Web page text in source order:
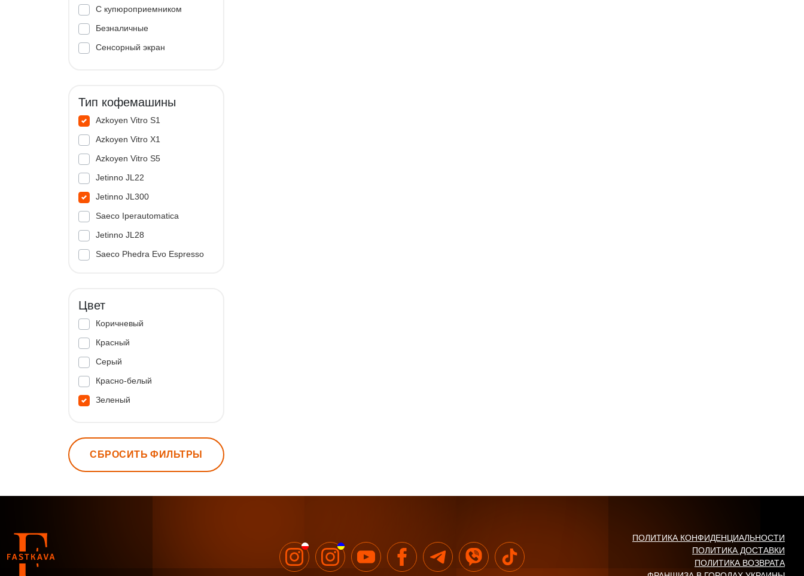
С купюроприемником
Безналичные
Сенсорный экран
Тип кофемашины
Azkoyen Vitro S1
Azkoyen Vitro X1
Azkoyen Vitro S5
Jetinno JL22
Jetinno JL300
Saeco Iperautomatica
Jetinno JL28
Saeco Phedra Evo Espresso
Цвет
Коричневый
Красный
Серый
Красно-белый
Зеленый
СБРОСИТЬ ФИЛЬТРЫ
ПОЛИТИКА КОНФИДЕНЦИАЛЬНОСТИ
ПОЛИТИКА ДОСТАВКИ
ПОЛИТИКА ВОЗВРАТА